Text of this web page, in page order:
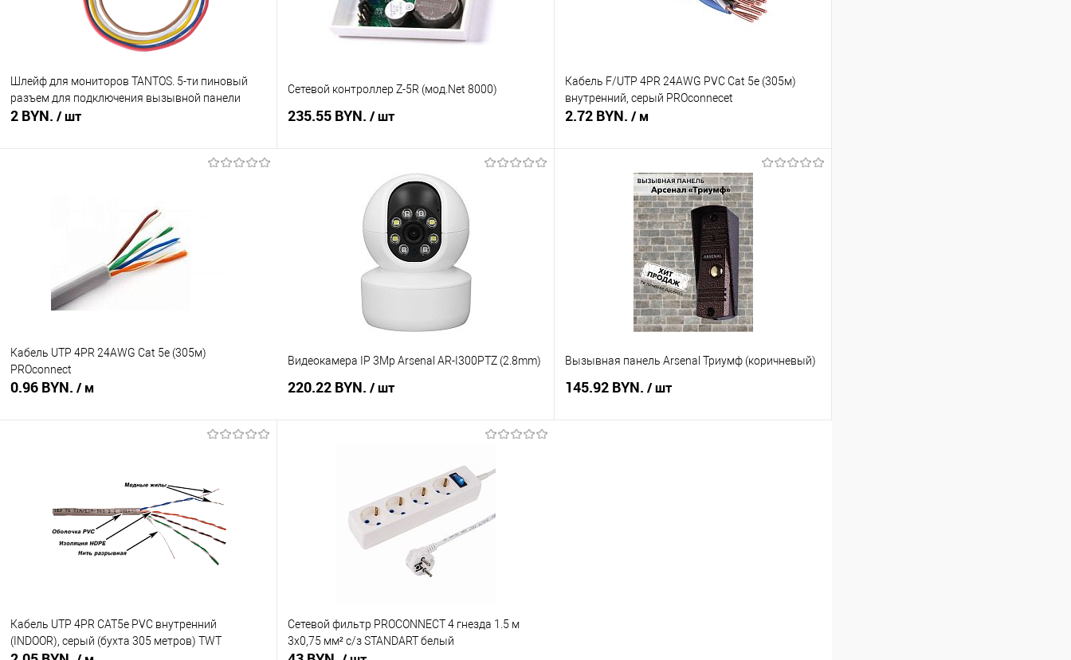
Шлейф для мониторов TANTOS. 5-ти пиновый
разъем для подключения вызывной панели
2 BYN. / шт
Сравнение
В наличии
Сетевой контроллер Z-5R (мод.Net 8000)
235.55 BYN. / шт
В корзину
Купить в 1 клик
Сравнение
В наличии
Кабель F/UTP 4PR 24AWG PVC Cat 5е (305м)
внутренний, серый PROconnecеt
2.72 BYN. / м
В корзину
Купить в 1 клик
Сравнение
В наличии
Кабель UTP 4PR 24AWG Cat 5е (305м)
PROconnect
0.96 BYN. / м
Сравнение
В избранное
В наличии
Видеокамера IP 3Mp Arsenal AR-I300PTZ (2.8mm)
220.22 BYN. / шт
Сравнение
В наличии
Вызывная панель Arsenal Триумф (коричневый)
145.92 BYN. / шт
Кабель UTP 4PR CAT5е PVC внутренний
(INDOOR), серый (бухта 305 метров) TWT
Сетевой фильтр PROCONNECT 4 гнезда 1.5 м
3х0,75 мм² с/з STANDART белый